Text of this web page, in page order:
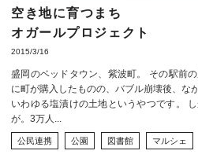
空き地に育つまち
オガールプロジェクト
2015/3/16
盛岡のベッドタウン、紫波町。 その駅前
に町が購入したものの、バブル崩壊後、な
いわゆる塩漬けの土地というやつです。
が。3万人...
公民連携 公園 図書館 マルシェ